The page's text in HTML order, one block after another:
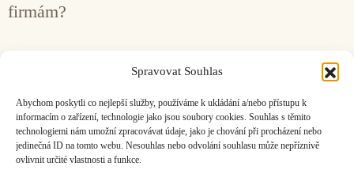
Spravovat Souhlas
Abychom poskytli co nejlepší služby, používáme k ukládání a/nebo přístupu k
informacím o zařízení, technologie jako jsou soubory cookies. Souhlas s těmito
technologiemi nám umožní zpracovávat údaje, jako je chování při procházení nebo
jedinečná ID na tomto webu. Nesouhlas nebo odvolání souhlasu může nepříznivě
ovlivnit určité vlastnosti a funkce.
firmám?
Facebook
Bandcamp
Mail